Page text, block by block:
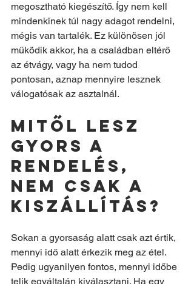
megosztható kiegészítő. Így nem kell
mindenkinek túl nagy adagot rendelni,
mégis van tartalék. Ez különösen jól
működik akkor, ha a családban eltérő
az étvágy, vagy ha nem tudod
pontosan, aznap mennyire lesznek
válogatósak az asztalnál.
Mitől lesz
gyors a
rendelés,
nem csak a
kiszállítás?
Sokan a gyorsaság alatt csak azt értik,
mennyi idő alatt érkezik meg az étel.
Pedig ugyanilyen fontos, mennyi időbe
telik egyáltalán kiválasztani. Ha egy